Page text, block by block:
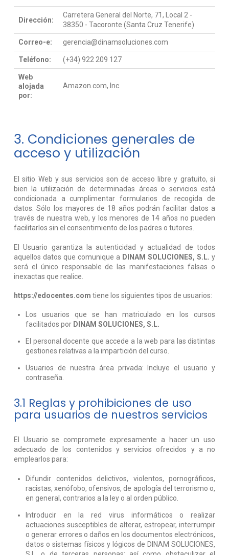
Dirección:
Carretera General del Norte, 71, Local 2 -
38350 - Tacoronte (Santa Cruz Tenerife)
Correo-e: gerencia@dinamsoluciones.com
Teléfono: (+34) 922 209 127
Web
alojada
por:
Amazon.com, Inc.
3. Condiciones generales de
acceso y utilización
El sitio Web y sus servicios son de acceso libre y gratuito, si
bien la utilización de determinadas áreas o servicios está
condicionada a cumplimentar formularios de recogida de
datos. Sólo los mayores de 18 años podrán facilitar datos a
través de nuestra web, y los menores de 14 años no pueden
facilitarlos sin el consentimiento de los padres o tutores.
El Usuario garantiza la autenticidad y actualidad de todos
aquellos datos que comunique a DINAM SOLUCIONES, S.L. y
será el único responsable de las manifestaciones falsas o
inexactas que realice.
https://edocentes.com tiene los siguientes tipos de usuarios:
Los usuarios que se han matriculado en los cursos
facilitados por DINAM SOLUCIONES, S.L.
El personal docente que accede a la web para las distintas
gestiones relativas a la impartición del curso.
Usuarios de nuestra área privada: Incluye el usuario y
contraseña.
3.1 Reglas y prohibiciones de uso
para usuarios de nuestros servicios
El Usuario se compromete expresamente a hacer un uso
adecuado de los contenidos y servicios ofrecidos y a no
emplearlos para:
Difundir contenidos delictivos, violentos, pornográficos,
racistas, xenófobo, ofensivos, de apología del terrorismo o,
en general, contrarios a la ley o al orden público.
Introducir en la red virus informáticos o realizar
actuaciones susceptibles de alterar, estropear, interrumpir
o generar errores o daños en los documentos electrónicos,
datos o sistemas físicos y lógicos de DINAM SOLUCIONES,